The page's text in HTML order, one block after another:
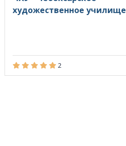
художественное училище
2